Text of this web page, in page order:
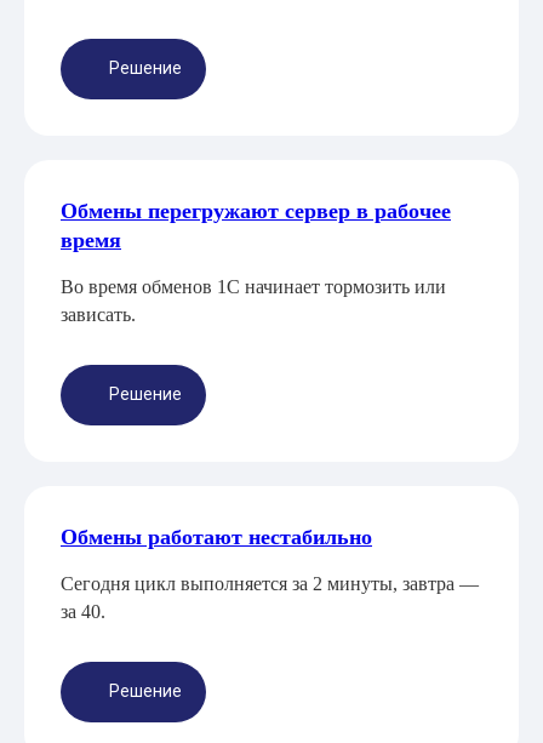
Решение
Обмены перегружают сервер в рабочее
время
Во время обменов 1С начинает тормозить или
зависать.
Решение
Обмены работают нестабильно
Сегодня цикл выполняется за 2 минуты, завтра —
за 40.
Решение